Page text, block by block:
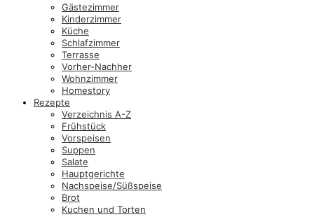
Gästezimmer
Kinderzimmer
Küche
Schlafzimmer
Terrasse
Vorher-Nachher
Wohnzimmer
Homestory
Rezepte
Verzeichnis A-Z
Frühstück
Vorspeisen
Suppen
Salate
Hauptgerichte
Nachspeise/Süßspeise
Brot
Kuchen und Torten